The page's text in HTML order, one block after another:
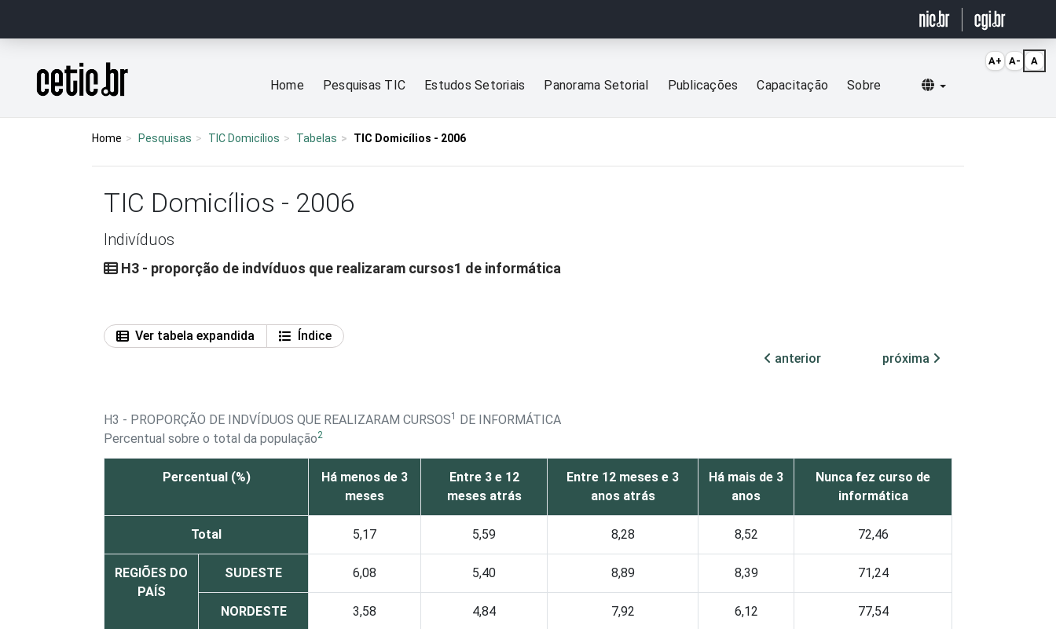
Página inicial
Home Pesquisas TIC Estudos Setoriais Panorama Setorial Publicações Capacitação Sobre Selecionar idioma
Home Pesquisas TIC Domicílios Tabelas TIC Domicílios - 2006
TIC Domicílios - 2006
Indivíduos
H3 - proporção de indvíduos que realizaram cursos1 de informática
Ver tabela expandida
Índice
anterior
próxima
H3 - PROPORÇÃO DE INDVÍDUOS QUE REALIZARAM CURSOS1
DE INFORMÁTICA
Percentual sobre o total da população2
Percentual (%)
Há menos de 3
meses
Entre 3 e 12
meses atrás
Entre 12 meses e 3
anos atrás
Há mais de 3
anos
Nunca fez curso de
informática
Total 5,17 5,59 8,28 8,52 72,46
REGIÕES DO
PAÍS
SUDESTE 6,08 5,40 8,89 8,39 71,24
NORDESTE 3,58 4,84 7,92 6,12 77,54
A+ A- A